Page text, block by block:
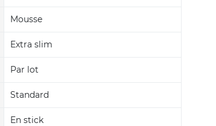
Mousse
Extra slim
Par lot
Standard
En stick